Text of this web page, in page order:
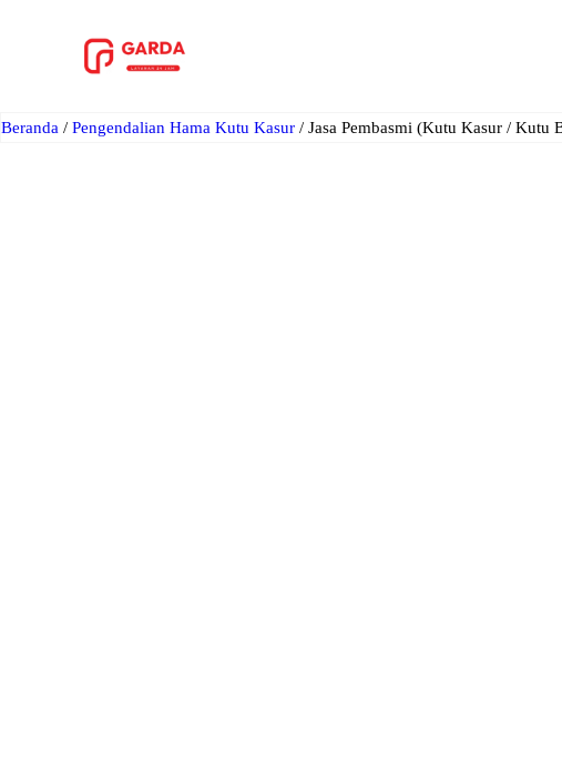
Beranda / Pengendalian Hama Kutu Kasur / Jasa Pembasmi (Kutu Kasur / Kutu